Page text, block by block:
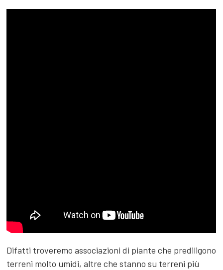
Difatti troveremo associazioni di piante che prediligono
terreni molto umidi, altre che stanno su terreni più